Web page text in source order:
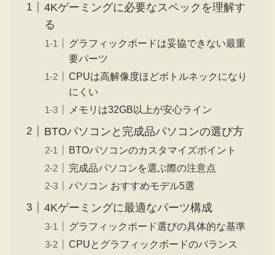
4Kゲーミングに必要なスペックを理解す
る
グラフィックボードは妥協できない最重
要パーツ
CPUは高解像度ほどボトルネックになり
にくい
メモリは32GB以上が安心ライン
BTOパソコンと完成品パソコンの選び方
BTOパソコンのカスタマイズポイント
完成品パソコンを選ぶ際の注意点
パソコン おすすめモデル5選
4Kゲーミングに最適なパーツ構成
グラフィックボード選びの具体的な基準
CPUとグラフィックボードのバランス